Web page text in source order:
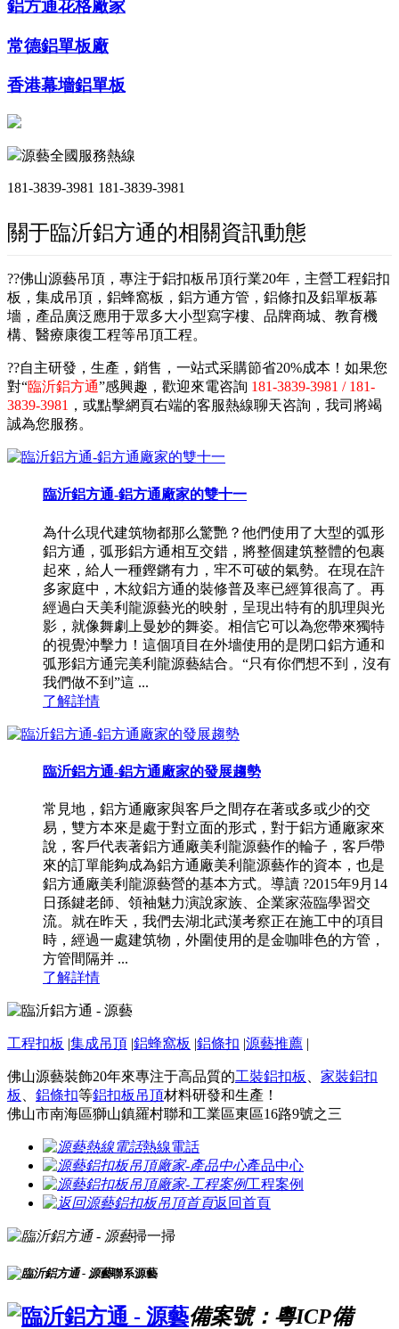
鋁方通花格廠家
常德鋁單板廠
香港幕墻鋁單板
源藝全國服務熱線
181-3839-3981 181-3839-3981
關于臨沂鋁方通的相關資訊動態
??佛山源藝吊頂，專注于鋁扣板吊頂行業20年，主營工程鋁扣
板，集成吊頂，鋁蜂窩板，鋁方通方管，鋁條扣及鋁單板幕
墻，產品廣泛應用于眾多大小型寫字樓、品牌商城、教育機
構、醫療康復工程等吊頂工程。
??自主研發，生產，銷售，一站式采購節省20%成本！如果您
對“臨沂鋁方通”感興趣，歡迎來電咨詢 181-3839-3981 / 181-
3839-3981 ，或點擊網頁右端的客服熱線聊天咨詢，我司將竭
誠為您服務。
臨沂鋁方通-鋁方通廠家的雙十一
為什么現代建筑物都那么驚艷？他們使用了大型的弧形
鋁方通，弧形鋁方通相互交錯，將整個建筑整體的包裹
起來，給人一種鏗鏘有力，牢不可破的氣勢。在現在許
多家庭中，木紋鋁方通的裝修普及率已經算很高了。再
經過白天美利龍源藝光的映射，呈現出特有的肌理與光
影，就像舞劇上曼妙的舞姿。相信它可以為您帶來獨特
的視覺沖擊力！這個項目在外墻使用的是閉口鋁方通和
弧形鋁方通完美利龍源藝結合。“只有你們想不到，沒有
我們做不到”這 ...
了解詳情
臨沂鋁方通-鋁方通廠家的發展趨勢
常見地，鋁方通廠家與客戶之間存在著或多或少的交
易，雙方本來是處于對立面的形式，對于鋁方通廠家來
說，客戶代表著鋁方通廠美利龍源藝作的輪子，客戶帶
來的訂單能夠成為鋁方通廠美利龍源藝作的資本，也是
鋁方通廠美利龍源藝營的基本方式。導讀 ?2015年9月14
日孫鍵老師、領袖魅力演說家族、企業家蒞臨學習交
流。就在昨天，我們去湖北武漢考察正在施工中的項目
時，經過一處建筑物，外圍使用的是金咖啡色的方管，
方管間隔并 ...
了解詳情
工程扣板 |集成吊頂 |鋁蜂窩板 |鋁條扣 |源藝推薦 |
佛山源藝裝飾20年來專注于高品質的工裝鋁扣板
家裝鋁扣
板
鋁條扣等鋁扣板吊頂材料研發和生產！
佛山市南海區獅山鎮羅村聯和工業區東區16路9號之三
熱線電話
產品中心
工程案例
返回首頁
掃一掃
聯系源藝
備案號：粵ICP備